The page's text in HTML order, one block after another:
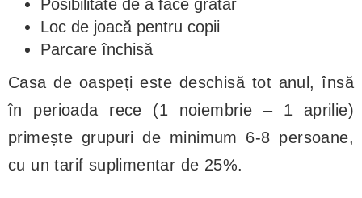
Posibilitate de a face grătar
Loc de joacă pentru copii
Parcare închisă
Casa de oaspeți este deschisă tot anul, însă
în perioada rece (1 noiembrie – 1 aprilie)
primește grupuri de minimum 6-8 persoane,
cu un tarif suplimentar de 25%.